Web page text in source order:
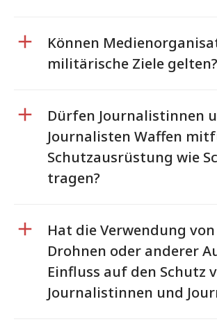
Können
militärische Ziele gelten?
Dürfen Journalistinnen
Journalisten Waffen
Schutzausrüstung wie
tragen?
Hat die Verwendung
Drohnen oder anderer
Einfluss auf den Schutz
Journalistinnen und